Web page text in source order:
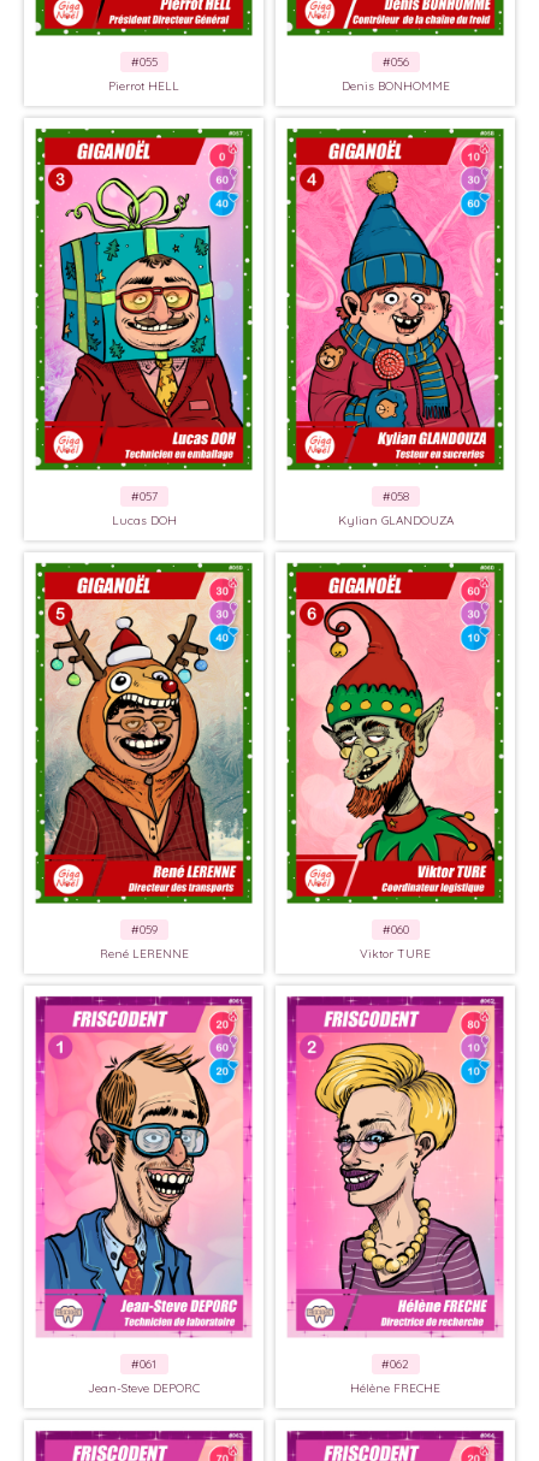
#055
Pierrot HELL
#056
Denis BONHOMME
#057
Lucas DOH
#058
Kylian GLANDOUZA
#059
René LERENNE
#060
Viktor TURE
#061
Jean-Steve DEPORC
#062
Hélène FRECHE